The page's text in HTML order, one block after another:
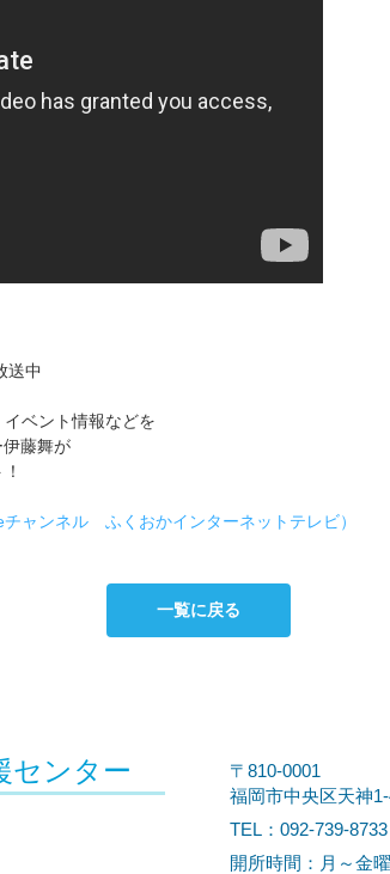
送中
ベント情報などを
藤舞が
ャンネル ふくおかインターネットテレビ）
一覧に戻る
センター
〒810-0001
福岡市中央区天神
TEL：092-739-
開所時間：月～